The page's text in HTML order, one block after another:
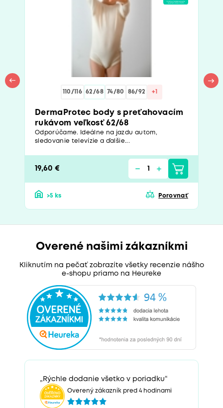
110/116 62/68 74/80 86/92 +1
DermaProtec body s preťahovacím
rukávom veľkosť 62/68
Odporúčame. Ideálne na jazdu autom,
sledovanie televízie a ďalšie...
19,60 €
>5 ks Porovnať
Overené našimi zákazníkmi
Kliknutím na pečať zobrazíte všetky recenzie nášho
e-shopu priamo na Heureke
„Rýchle dodanie všetko v poriadku“
Overený zákazník pred 4 hodinami